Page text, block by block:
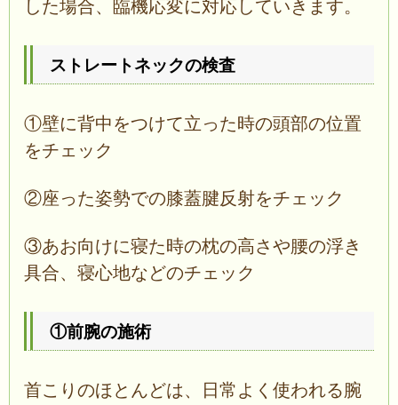
した場合、臨機応変に対応していきます。
ストレートネックの検査
①壁に背中をつけて立った時の頭部の位置
をチェック
②座った姿勢での膝蓋腱反射をチェック
③あお向けに寝た時の枕の高さや腰の浮き
具合、寝心地などのチェック
①前腕の施術
首こりのほとんどは、日常よく使われる腕